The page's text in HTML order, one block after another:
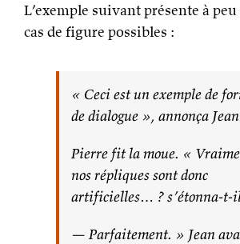
L’exemple suivant présente à
cas de figure possibles :
« Ceci est un exemple de
de dialogue », annonça
Pierre fit la moue. «
nos répliques sont donc
artificielles… ? s’étonna-t-
— Parfaitement. » Jean